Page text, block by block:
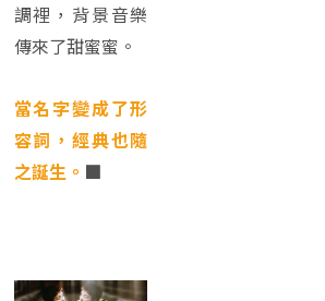
調裡，背景音樂
傳來了甜蜜蜜。
當名字變成了形
容詞，經典也隨
之誕生。 ■